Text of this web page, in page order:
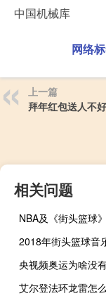
中国机械库
网络
上一篇
拜年红包送人不
相关问题
央视频奥运为啥没
艾尔登法环龙雷怎